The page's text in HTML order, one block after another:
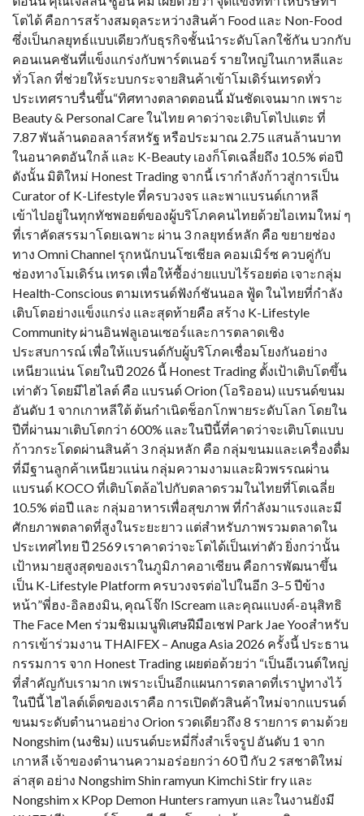
โตได้ คือการสร้างสมดุลระหว่างสินค้า Food และ Non-Food
ซึ่งเป็นกลยุทธ์แบบเดียวกับธุรกิจชั้นนำระดับโลกใช้กัน บวกกับ
คอนเนคชันที่แข็งแกร่งกับพาร์ตเนอร์ รายใหญ่ในเกาหลีและ
ทั่วโลก ที่ช่วยให้ระบบกระจายสินค้าเข้าโมเดิร์นเทรดทั่ว
ประเทศราบรื่นขึ้น“ทิศทางตลาดตอนนี้ มันชัดเจนมาก เพราะ
Beauty & Personal Care ในไทย คาดว่าจะเติบโตไปแตะ ที่
7.87 พันล้านดอลลาร์สหรัฐ หรือประมาณ 2.75 แสนล้านบาท
ในอนาคตอันใกล้ และ K-Beauty เองก็โตเฉลี่ยถึง 10.5% ต่อปี
ดังนั้น มิติใหม่ Honest Trading จากนี้ เรากำลังก้าวสู่การเป็น
Curator of K-Lifestyle ที่ครบวงจร และพาแบรนด์เกาหลี
เข้าไปอยู่ในทุกทัชพอยต์ของผู้บริโภคคนไทยด้วยไอเทมใหม่ ๆ
ที่เราคัดสรรมาโดยเฉพาะ ผ่าน 3 กลยุทธ์หลัก คือ ขยายช่อง
ทาง Omni Channel รุกหนักบนโซเชียล คอมเมิร์ซ ควบคู่กับ
ช่องทางโมเดิร์น เทรด เพื่อให้ซื้อง่ายแบบไร้รอยต่อ เจาะกลุ่ม
Health-Conscious ตามเทรนด์ฟังก์ชันนอล ฟู้ด ในไทยที่กำลัง
เติบโตอย่างแข็งแกร่ง และสุดท้ายคือ สร้าง K-Lifestyle
Community ผ่านอินฟลูเอนเซอร์และการตลาดเชิง
ประสบการณ์ เพื่อให้แบรนด์กับผู้บริโภคเชื่อมโยงกันอย่าง
เหนียวแน่น โดยในปี 2026 นี้ Honest Trading ตั้งเป้าเติบโตขึ้น
เท่าตัว โดยมีไฮไลต์ คือ แบรนด์ Orion (โอริออน) แบรนด์ขนม
อันดับ 1 จากเกาหลีใต้ ต้นกำเนิดช็อกโกพายระดับโลก โดยใน
ปีที่ผ่านมาเติบโตกว่า 600% และในปีนี้ที่คาดว่าจะเติบโตแบบ
ก้าวกระโดดผ่านสินค้า 3 กลุ่มหลัก คือ กลุ่มขนมและเครื่องดื่ม
ที่มีฐานลูกค้าเหนียวแน่น กลุ่มความงามและผิวพรรณผ่าน
แบรนด์ KOCO ที่เติบโตล้อไปกับตลาดรวมในไทยที่โตเฉลี่ย
10.5% ต่อปี และ กลุ่มอาหารเพื่อสุขภาพ ที่กำลังมาแรงและมี
ศักยภาพตลาดที่สูงในระยะยาว แต่สำหรับภาพรวมตลาดใน
ประเทศไทย ปี 2569 เราคาดว่าจะโตได้เป็นเท่าตัว ยิ่งกว่านั้น
เป้าหมายสูงสุดของเราในภูมิภาคอาเซียน คือการพัฒนาขึ้น
เป็น K-Lifestyle Platform ครบวงจรต่อไปในอีก 3–5 ปีข้าง
หน้า”พี่ฮง-อิลฮงมิน, คุณโจ๊ก IScream และคุณแบงค์-อนุสิทธิ
The Face Men ร่วมชิมเมนูพิเศษฝีมือเชฟ Park Jae Yooสำหรับ
การเข้าร่วมงาน THAIFEX – Anuga Asia 2026 ครั้งนี้ ประธาน
กรรมการ จาก Honest Trading เผยต่อด้วยว่า “เป็นอีเวนต์ใหญ่
ที่สำคัญกับเรามาก เพราะเป็นอีกแผนการตลาดที่เราปูทางไว้
ในปีนี้ ไฮไลต์เด็ดของเราคือ การเปิดตัวสินค้าใหม่จากแบรนด์
ขนมระดับตำนานอย่าง Orion รวดเดียวถึง 8 รายการ ตามด้วย
Nongshim (นงชิม) แบรนด์บะหมี่กึ่งสำเร็จรูป อันดับ 1 จาก
เกาหลี เจ้าของตำนานความอร่อยกว่า 60 ปี กับ 2 รสชาติใหม่
ล่าสุด อย่าง Nongshim Shin ramyun Kimchi Stir fry และ
Nongshim x KPop Demon Hunters ramyun และในงานยังมี